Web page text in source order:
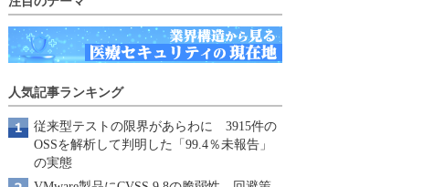
人気記事ランキング
従来型テストの限界があらわに 3915件の
OSSを解析して判明した「99.4％未報告」
の実態